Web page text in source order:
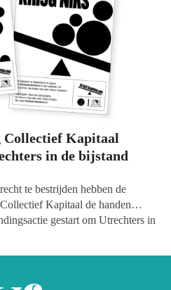
Collectief Kapitaal
in de bijstand
te bestrijden hebben de
Kapitaal de handen
gestart om Utrechters in